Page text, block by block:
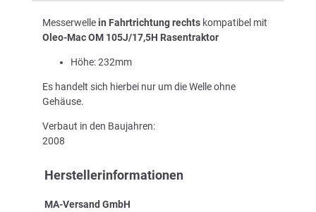
Messerwellein Fahrtrichtung rechts kompatibel mit
Oleo-Mac OM 105J/17,5H Rasentraktor
Höhe: 232mm
Es handelt sich hierbei nur um die Welle ohne
Gehäuse.
Verbaut in den Baujahren:
2008
Herstellerinformationen
MA-Versand GmbH